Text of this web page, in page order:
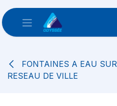
Se rendre au contenu
FONTAINES A EAU SUR
RESEAU DE VILLE